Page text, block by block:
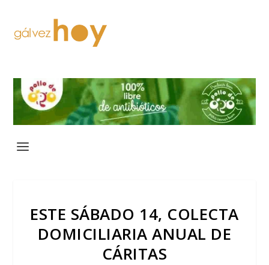
ESTE SÁBADO 14, COLECTA
DOMICILIARIA ANUAL DE
CÁRITAS